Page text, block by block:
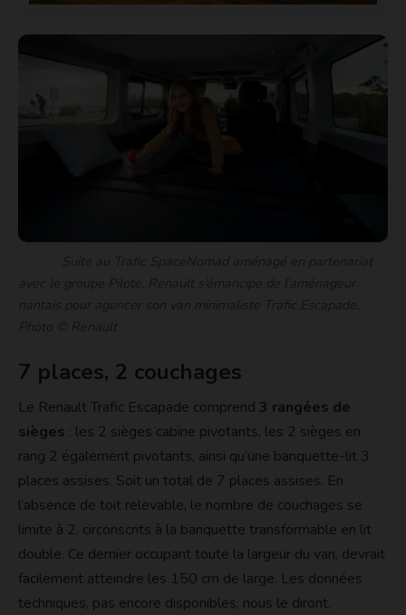
7 places, 2 couchages
Le Renault Trafic Escapade comprend 3 rangées de
sièges : les 2 sièges cabine pivotants, les 2 sièges en
rang 2 également pivotants, ainsi qu’une banquette-lit 3
places assises. Soit un total de 7 places assises. En
l’absence de toit relevable, le nombre de couchages se
limite à 2, circonscrits à la banquette transformable en lit
double. Ce dernier occupant toute la largeur du van, devrait
facilement atteindre les 150 cm de large. Les données
techniques, pas encore disponibles, nous le diront.